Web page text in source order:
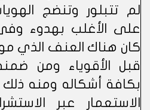
لم تتبلور وتنضج
على الأغلب بهدوء
كان هناك العنف الذي
قبل الأقوياء ومن
بكافة أشكاله ومنه
الاستعمار عبر